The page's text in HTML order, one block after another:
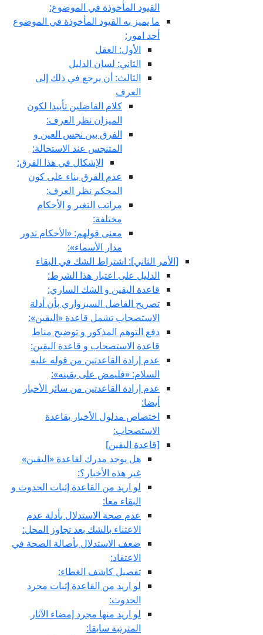
القيود المأخوذة في الموضوع:
ما يميز به القيود المأخوذة في الموضوع
أحد امور:
الأول: العقل
الثاني: لسان الدليل
الثالث: أن يرجع في ذلك إلى
العرف
كلام الفاضلين تأييدا لكون
الميزان نظر العرف:
الفرق بين نجس العين و
المتنجس عند الاستحالة:
الإشكال في هذا الفرق:
عدم الفرق بناء على كون
المحكم نظر العرف:
مراتب التغير و الأحكام
مختلفة:
معنى قولهم: «الأحكام تدور
مدار الأسماء»:
[الأمر الثاني‏]: اشتراط الشك في البقاء
الدليل على اعتبار هذا الشرط:
قاعدة اليقين و الشك الساري:
تصريح الفاضل السبزواري بأن أدلة
الاستصحاب تشمل قاعدة «اليقين»:
دفع التوهم المذكور و توضيح مناط
قاعدة الاستصحاب و قاعدة اليقين:
عدم إرادة القاعدتين من قوله عليه
السلام: «فليمض على يقينه»:
عدم إرادة القاعدتين من سائر الأخبار
أيضا:
اختصاص مدلول الأخبار بقاعدة
الاستصحاب:
[قاعدة اليقين‏]
هل يوجد مدرك لقاعدة «اليقين»
غير هذه الأخبار؟:
لو اريد من القاعدة إثبات الحدوث و
البقاء معا:
عدم صحة الاستدلال بأدلة عدم
الاعتناء بالشك بعد تجاوز المحل:
ضعف الاستدلال بأصالة الصحة في
الاعتقاد:
تفصيل كاشف الغطاء:
لو اريد من القاعدة إثبات مجرد
الحدوث:
لو اريد منها مجرد إمضاء الآثار
المترتبة سابقا: